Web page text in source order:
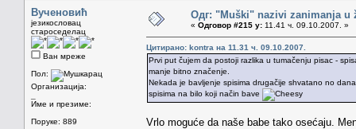
Вученовић
језикословац
староседелац
Ван мреже
Пол:
Организација:
Име и презиме:
Поруке: 889
Одг: "Muški" nazivi zanimanja u
« Одговор #215 у: 11.41 ч. 09.10.2007. »
Цитирано: kontra на 11.31 ч. 09.10.2007.
Prvi put čujem da postoji razlika u tumačenju pisac -
manje bitno značenje.
Nekada je bavljenje spisima drugačije shvatano no
spisima na bilo koji način bave
Vrlo moguće da naše babe tako osećaju.